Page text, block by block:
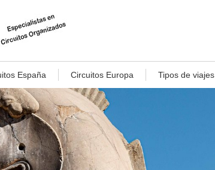
España Circuitos Europa Tipos de viajes